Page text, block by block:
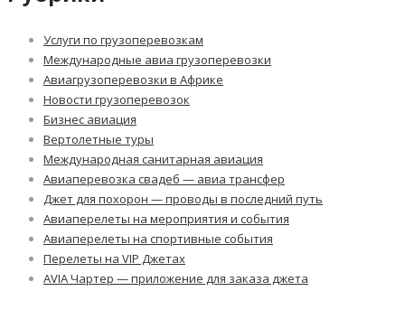
Услуги по грузоперевозкам
Международные авиа грузоперевозки
Авиагрузоперевозки в Африке
Новости грузоперевозок
Бизнес авиация
Вертолетные туры
Международная санитарная авиация
Авиаперевозка свадеб — авиа трансфер
Джет для похорон — проводы в последний путь
Авиаперелеты на мероприятия и события
Авиаперелеты на спортивные события
Перелеты на VIP Джетах
AVIA Чартер — приложение для заказа джета